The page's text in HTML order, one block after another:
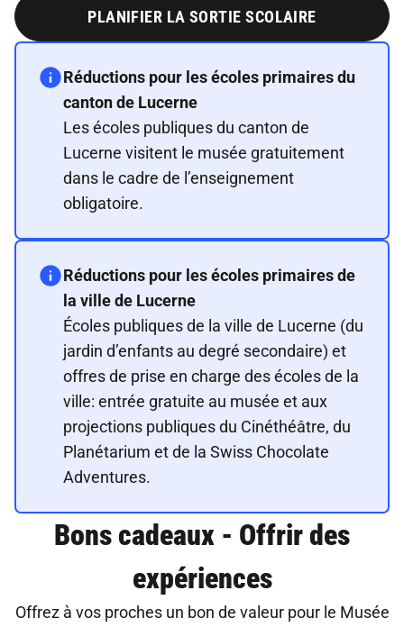
PLANIFIER LA SORTIE SCOLAIRE
Réductions pour les écoles primaires du
canton de Lucerne
Les écoles publiques du canton de
Lucerne visitent le musée gratuitement
dans le cadre de l’enseignement
obligatoire.
Réductions pour les écoles primaires de
la ville de Lucerne
Écoles publiques de la ville de Lucerne (du
jardin d’enfants au degré secondaire) et
offres de prise en charge des écoles de la
ville: entrée gratuite au musée et aux
projections publiques du Cinéthéâtre, du
Planétarium et de la Swiss Chocolate
Adventures.
Bons cadeaux - Offrir des
expériences
Offrez à vos proches un bon de valeur pour le Musée